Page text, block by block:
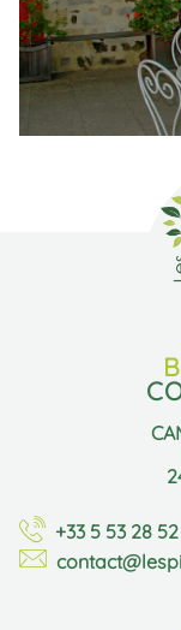
+33 5 53 28